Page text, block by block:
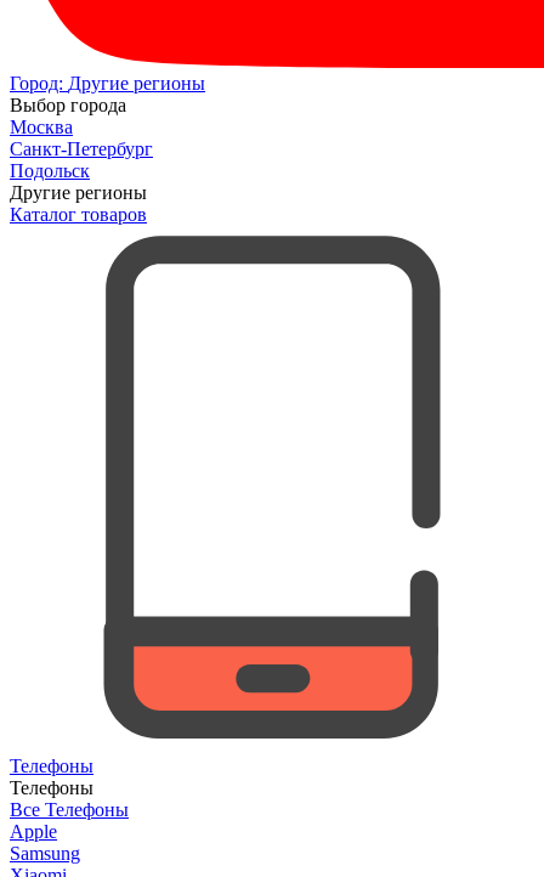
Город: Другие регионы
Выбор города
Москва
Санкт-Петербург
Подольск
Другие регионы
Каталог товаров
Телефоны
Телефоны
Все Телефоны
Apple
Samsung